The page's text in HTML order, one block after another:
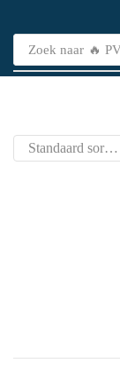
Zoek naar 🔥